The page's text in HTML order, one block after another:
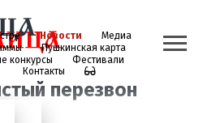
Новости Медиа
Пушкинская карта
конкурсы
Фестивали
Контакты
перезвон